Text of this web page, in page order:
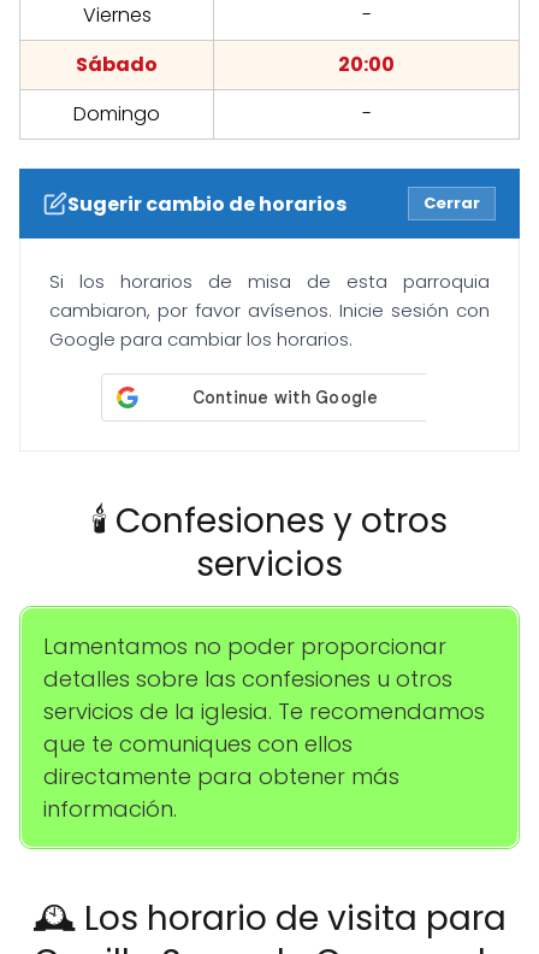
Viernes
-
Sábado
20:00
Domingo
-
Sugerir cambio de horarios Cerrar
Si los horarios de misa de esta parroquia
cambiaron, por favor avísenos. Inicie sesión con
Google para cambiar los horarios.
🕯️ Confesiones y otros
servicios
Lamentamos no poder proporcionar
detalles sobre las confesiones u otros
servicios de la iglesia. Te recomendamos
que te comuniques con ellos
directamente para obtener más
información.
🕰️ Los horario de visita para